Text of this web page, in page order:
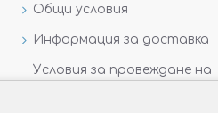
Общи условия
Информация за доставка
Условия за провеждане на